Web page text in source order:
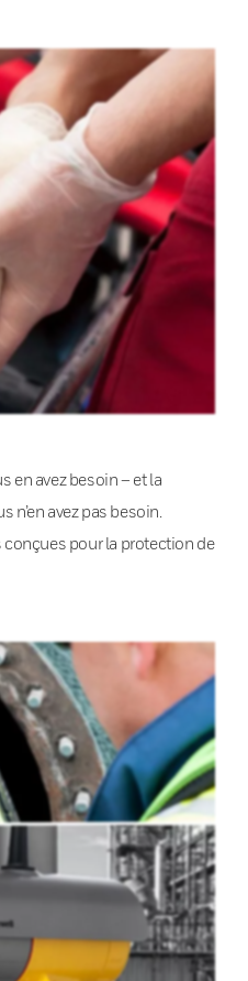
en avez besoin – et la
n’en avez pas besoin.
pour la protection de